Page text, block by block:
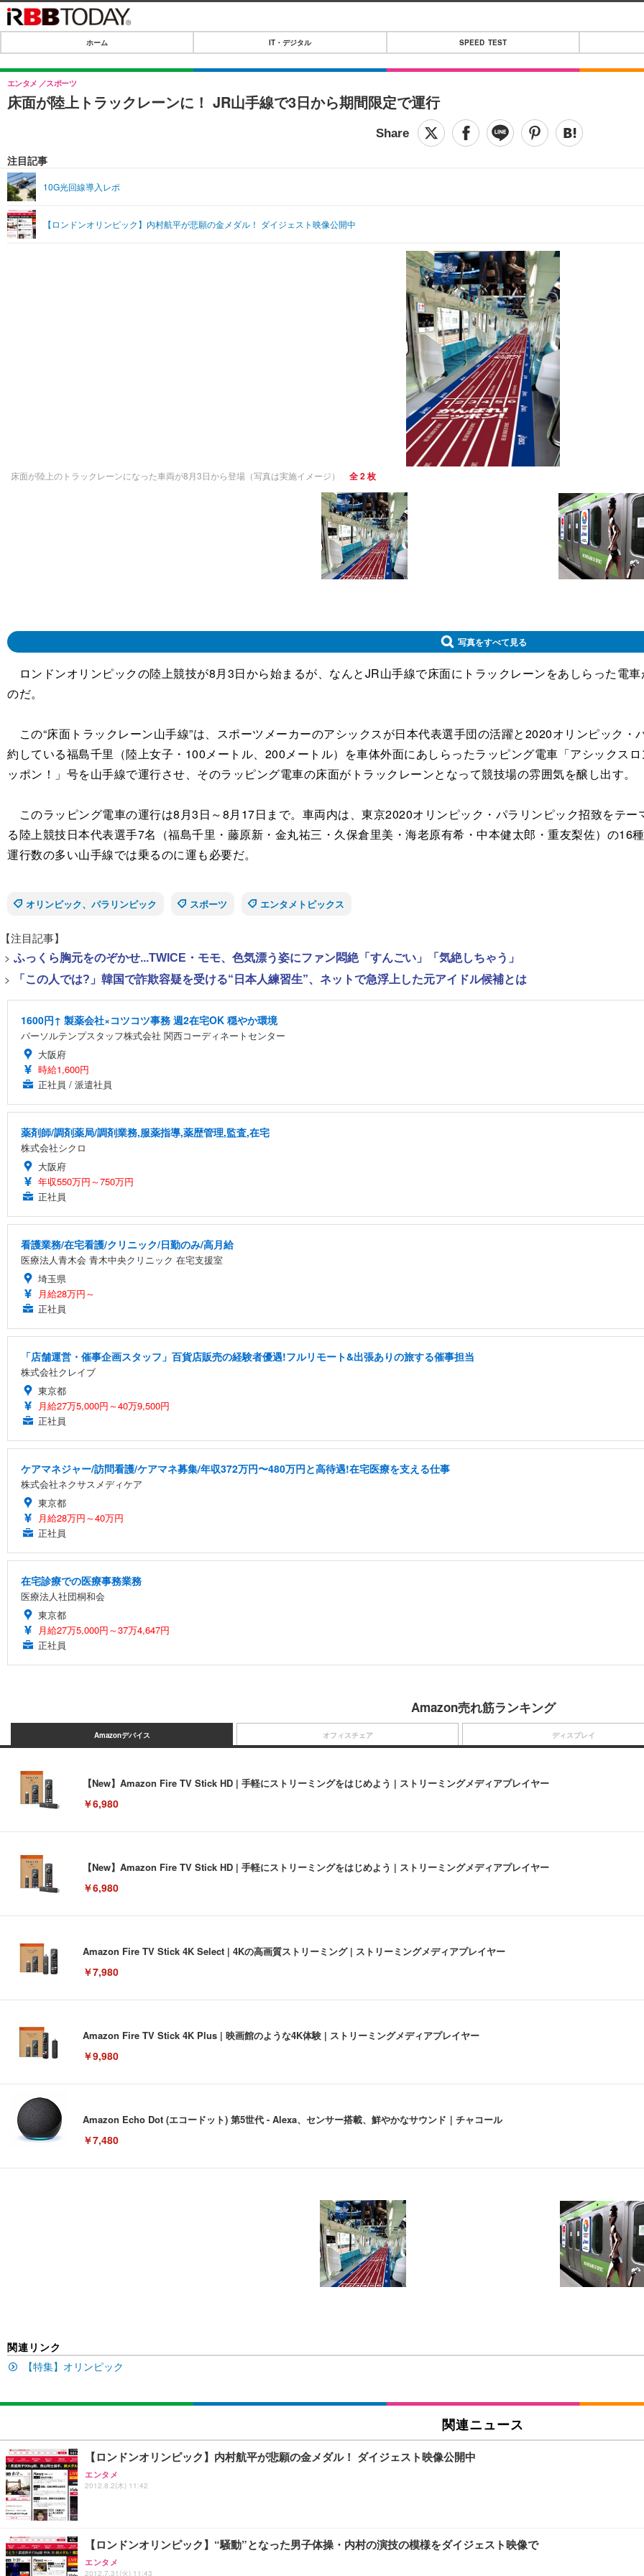
IT・デジタル
IT・デジタルTOP
SPEED TEST
音楽
ライフ
ペット
リリース一覧
プッシュ通知の停止方法
ホーム IT・デジタル SPEED TEST
床面が陸上トラックレーンに！ JR山手線で3日から期間限定で運行
エンタメ スポーツ
注目記事
10G光回線導入レポ
【ロンドンオリンピック】内村航平が悲願の金メダル！ ダイジェスト映像公開中
床面が陸上のトラックレーンになった車両が8月3日から登場（写真は実施イメージ） 全 2 枚
写真をすべて見る
ロンドンオリンピックの陸上競技が8月3日から始まるが、なんとJR山手線で床面にトラックレーンをあしらった電
のだ。
この“床面トラックレーン山手線”は、スポーツメーカーのアシックスが日本代表選手団の活躍と2020オリンピック
約している福島千里（陸上女子・100メートル、200メートル）を車体外面にあしらったラッピング電車「アシックス
ッポン！」号を山手線で運行させ、そのラッピング電車の床面がトラックレーンとなって競技場の雰囲気を醸し出す。
このラッピング電車の運行は8月3日～8月17日まで。車両内は、東京2020オリンピック・パラリンピック招致をテ
る陸上競技日本代表選手7名（福島千里・藤原新・金丸祐三・久保倉里美・海老原有希・中本健太郎・重友梨佐）の16
運行数の多い山手線では乗るのに運も必要だ。
オリンピック、パラリンピック
スポーツ エンタメトピックス
【注目記事】
> ふっくら胸元をのぞかせ...TWICE・モモ、色気漂う姿にファン悶絶「すんごい」「気絶しちゃう」
> 「この人では?」韓国で詐欺容疑を受ける“日本人練習生”、ネットで急浮上した元アイドル候補とは
1600円↑ 製薬会社×コツコツ事務 週2在宅OK 穏やか環境
パーソルテンプスタッフ株式会社 関西コーディネートセンター
大阪府
時給1,600円
正社員 / 派遣社員
薬剤師/調剤薬局/調剤業務,服薬指導,薬歴管理,監査,在宅
株式会社シクロ
大阪府
年収550万円～750万円
正社員
看護業務/在宅看護/クリニック/日勤のみ/高月給
医療法人青木会 青木中央クリニック 在宅支援室
埼玉県
月給28万円～
正社員
「店舗運営・催事企画スタッフ」百貨店販売の経験者優遇!フルリモート&出張ありの旅する催事担当
株式会社クレイブ
東京都
月給27万5,000円～40万9,500円
正社員
ケアマネジャー/訪問看護/ケアマネ募集/年収372万円〜480万円と高待遇!在宅医療を支える仕事
株式会社ネクサスメディケア
東京都
月給28万円～40万円
正社員
在宅診療での医療事務業務
医療法人社団桐和会
東京都
月給27万5,000円～37万4,647円
正社員
Amazon売れ筋ランキング
Amazonデバイス
【New】Amazon Fire TV Stick HD | 手軽にストリーミングをはじめよう | ストリーミングメディアプレイヤー
￥6,980
【New】Amazon Fire TV Stick HD | 手軽にストリーミングをはじめよう | ストリーミングメディアプレイヤー
￥6,980
Amazon Fire TV Stick 4K Select | 4Kの高画質ストリーミング | ストリーミングメディアプレイヤー
￥7,980
Amazon Fire TV Stick 4K Plus | 映画館のような4K体験 | ストリーミングメディアプレイヤー
￥9,980
Amazon Echo Dot (エコードット) 第5世代 - Alexa、センサー搭載、鮮やかなサウンド｜チャコール
￥7,480
オフィスチェア
[EdoErgo] オフィスチェア 椅子 テレワーク 疲れない 跳ね上げ式アームレスト コンパクト 約105度ロッキング pc 事務椅子 360度回
Sezlife オフィスチェア デスクチェア 疲れない テレワーク チェア 強化バックレスト 30度ロッキング機能 人間工学 椅子 腰サポート
ション PCチェア 通気性メッシュ ゲーミング/勉強/事務用 おしゃれ パソコンチェア (ホワイト)
ANDWINT オフィスチェア デスクチェア 肘なし メッシュ 通気性 ランバーサポート付き 腰サポート ガス圧無段階昇降 360度回転
勤務 ブラック
ディスプレイ
EIZO ビジネス向けプレミアムモニター | FlexScan EV3240X-WT | 31.5型4K UHD・USB Type-C・ホワイト
￥49,979
【整備済み品】Dell E2724HS 27インチ 液晶モニター フルHD（1920×1080）VA 非光沢 HDMI/DisplayPort/VGA スピーカー内蔵 高
￥15,800
【MiniLED/24.5inch/280Hz/FHD】GRAPHT THE SHOOTER Gaming Monitor 24” Essential ゲーミングモニター QD 24.5インチ
Amazonベーシック ペットシーツ 薄型 レギュラー 1回使い捨て 無香料 ホワイト 300枚
￥1,800
Smart Basic(スマートベーシック) 【Amazon.co.jp限定】 Smart Basic アイリスオーヤマ ペットシーツ 超厚型 お徳用 ワイド 100枚
￥3,670
アイリスオーヤマ ペットシーツ 超厚型 お徳用 レギュラー 200枚入【Amazon.co.jp限定】
関連リンク
【特集】オリンピック
関連ニュース
【ロンドンオリンピック】内村航平が悲願の金メダル！ ダイジェスト映像公開中
エンタメ
2012.8.2(木) 11:42
【ロンドンオリンピック】“騒動”となった男子体操・内村の演技の模様をダイジェスト映像で
エンタメ
2012.7.31(火) 11:43